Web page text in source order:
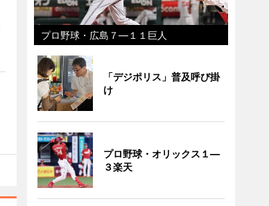
プロ野球・広島７―１１巨人
「デジポリス」普及呼び掛
け
プロ野球・オリックス１―
３楽天